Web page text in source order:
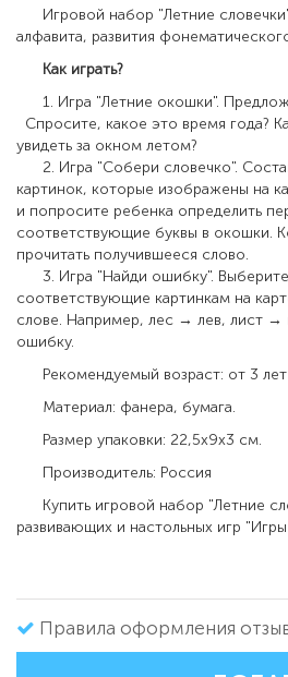
Игровой набор "Летние
алфавита, развития
Как играть?
1. Игра "Летние окошки".
Спросите, какое это время года?
увидеть за окном летом?
2. Игра "Собери словечко".
картинок, которые изображены на
и попросите ребенка определить
соответствующие буквы в окошки.
прочитать получившееся слово.
3. Игра "Найди ошибку". Выберите
соответствующие картинкам на
слове. Например, лес → лев, лист →
ошибку.
Рекомендуемый возраст: от 3 лет
Материал: фанера, бумага.
Размер упаковки: 22,5х9х3 см.
Производитель: Россия
Купить игровой набор "Летние
развивающих и настольных игр
Правила оформления